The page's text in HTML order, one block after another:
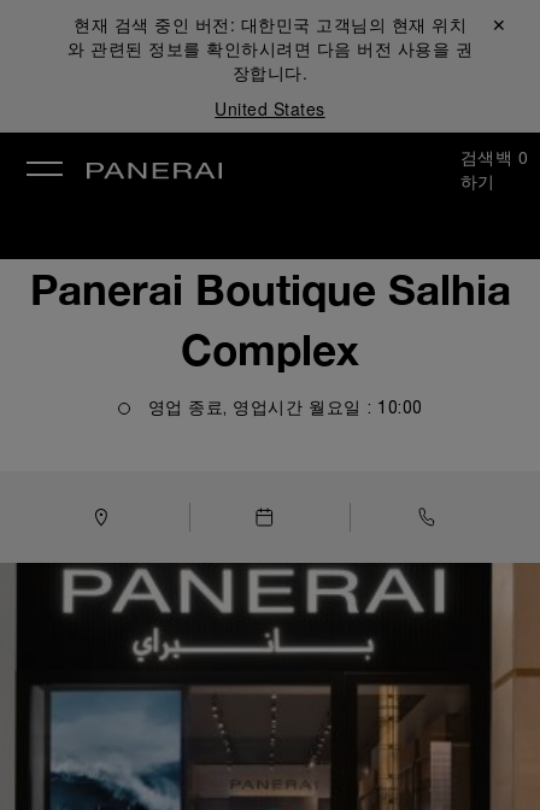
현재 검색 중인 버전: 대한민국 고객님의 현재 위치
와 관련된 정보를 확인하시려면 다음 버전 사용을 권
장합니다.
United States
닫기 ✕
검색
하기
백 0
Panerai Boutique Salhia
Complex
영업 종료, 영업시간 월요일 : 10:00